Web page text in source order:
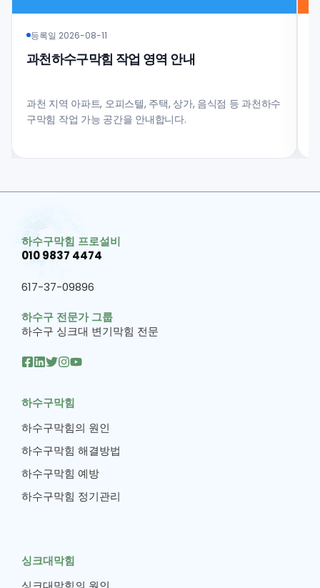
과천하수구막힘 작업 영역 안내
등록일 2026-08-11
과천 지역 아파트, 오피스텔, 주택, 상가, 음식점 등 과천하수
구막힘 작업 가능 공간을 안내합니다.
하수구막힘 프로설비
010 9837 4474
617-37-09896
하수구 전문가 그룹
하수구 싱크대 변기막힘 전문
하수구막힘
하수구막힘의 원인
하수구막힘 해결방법
하수구막힘 예방
하수구막힘 정기관리
싱크대막힘